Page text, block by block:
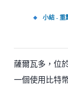
小結 - 重
薩爾瓦多，位
一個使用比特